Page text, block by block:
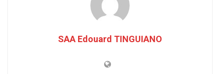
SAA Edouard TINGUIANO